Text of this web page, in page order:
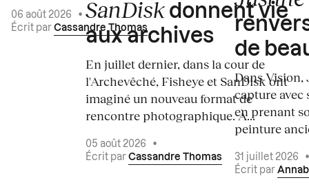
06 août 2026
•
Écrit par Cassandre Thomas
SanDisk donnent vie
aux archives
En juillet dernier, dans la cour de
l'Archevêché, Fisheye et SanDisk ont
imaginé un nouveau format de
rencontre photographique. À...
05 août 2026
•
Écrit par Cassandre Thomas
de
Dans
capture avec
en prenant
peinture
31 juillet 2026
Écrit par